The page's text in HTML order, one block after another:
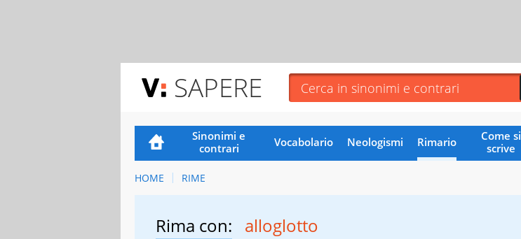
SAPERE
Sinonimi e
contrari
Vocabolario Neologismi Rimario
Come si
scrive
HOME RIME
Rima con: alloglotto